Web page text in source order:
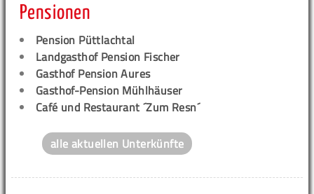
Pensionen
Pension Püttlachtal
Landgasthof Pension Fischer
Gasthof Pension Aures
Gasthof-Pension Mühlhäuser
Café und Restaurant ´Zum Resn´
alle aktuellen Unterkünfte